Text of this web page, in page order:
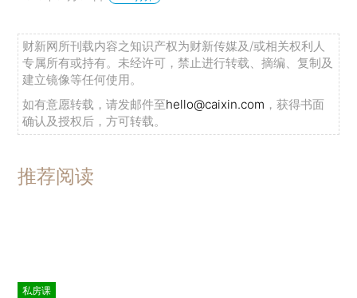
财新网所刊载内容之知识产权为财新传媒及/或相关权利人
专属所有或持有。未经许可，禁止进行转载、摘编、复制及
建立镜像等任何使用。
如有意愿转载，请发邮件至hello@caixin.com ，获得书面
确认及授权后，方可转载。
推荐阅读
私房课